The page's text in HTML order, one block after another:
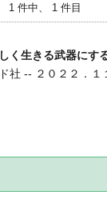
1 件中、 1 件目
く生きる武器にす
社 -- ２０２２．１